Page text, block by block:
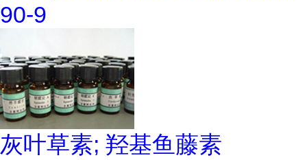
90-9
灰叶草素; 羟基鱼藤素